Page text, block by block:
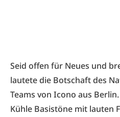
Seid offen für Neues und
lautete die Botschaft des
Teams von Icono aus Berlin.
Kühle Basistöne mit lauten